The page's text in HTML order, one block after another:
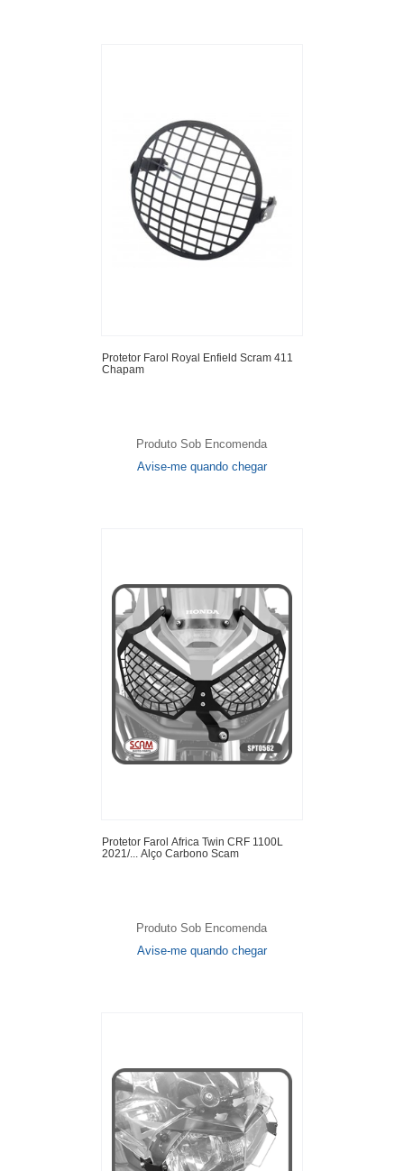
Protetor Farol Royal Enfield Scram 411
Chapam
Produto Sob Encomenda
Avise-me quando chegar
Protetor Farol Africa Twin CRF 1100L
2021/... Alço Carbono Scam
Produto Sob Encomenda
Avise-me quando chegar